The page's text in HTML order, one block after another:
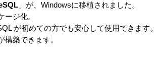
」が、Windowsに移植されました。
ジ化。
が初めての方でも安心して使用できます。
築できます。